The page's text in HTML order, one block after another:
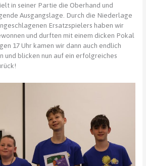
in seiner Partie die Oberhand und
Ausgangslage. Durch die Niederlage
Ersatzspielers haben wir
und durften mit einem dicken Pokal
17 Uhr kamen wir dann auch endlich
und blicken nun auf ein erfolgreiches